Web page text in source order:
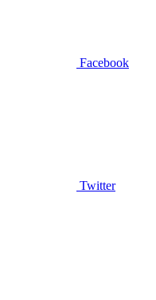
Facebook
Twitter